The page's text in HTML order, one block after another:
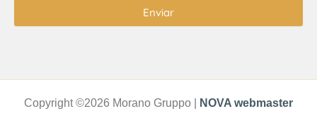
Enviar
Copyright ©2026 Morano Gruppo | NOVA webmaster